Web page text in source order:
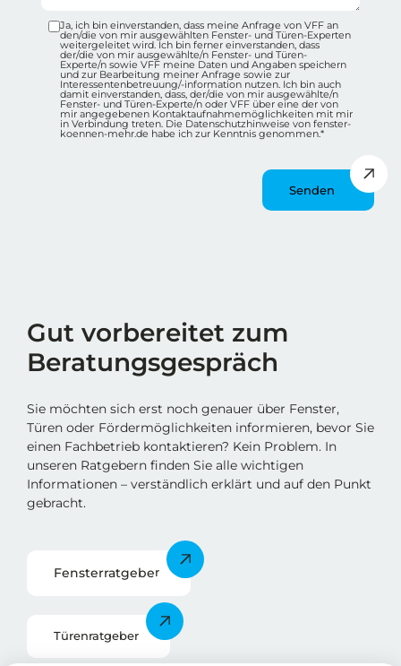
Datenschutz-Checkbox Container
Ja, ich bin einverstanden, dass meine Anfrage von VFF an
den/die von mir ausgewählten Fenster- und Türen-Experten
weitergeleitet wird. Ich bin ferner einverstanden, dass
der/die von mir ausgewählte/n Fenster- und Türen-
Experte/n sowie VFF meine Daten und Angaben speichern
und zur Bearbeitung meiner Anfrage sowie zur
Interessentenbetreuung/-information nutzen. Ich bin auch
damit einverstanden, dass, der/die von mir ausgewählte/n
Fenster- und Türen-Experte/n oder VFF über eine der von
mir angegebenen Kontaktaufnahmemöglichkeiten mit mir
in Verbindung treten. Die Datenschutzhinweise von fenster-
koennen-mehr.de habe ich zur Kenntnis genommen.*
Gut vorbereitet zum
Beratungsgespräch
Sie möchten sich erst noch genauer über Fenster,
Türen oder Fördermöglichkeiten informieren, bevor Sie
einen Fachbetrieb kontaktieren? Kein Problem. In
unseren Ratgebern finden Sie alle wichtigen
Informationen – verständlich erklärt und auf den Punkt
gebracht.
Fensterratgeber
Türenratgeber